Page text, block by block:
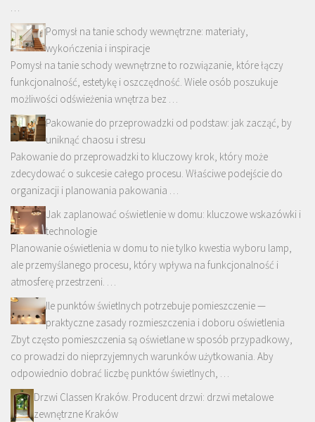
…
Pomysł na tanie schody wewnętrzne: materiały,
wykończenia i inspiracje
Pomysł na tanie schody wewnętrzne to rozwiązanie, które łączy
funkcjonalność, estetykę i oszczędność. Wiele osób poszukuje
możliwości odświeżenia wnętrza bez …
Pakowanie do przeprowadzki od podstaw: jak zacząć, by
uniknąć chaosu i stresu
Pakowanie do przeprowadzki to kluczowy krok, który może
zdecydować o sukcesie całego procesu. Właściwe podejście do
organizacji i planowania pakowania …
Jak zaplanować oświetlenie w domu: kluczowe wskazówki i
technologie
Planowanie oświetlenia w domu to nie tylko kwestia wyboru lamp,
ale przemyślanego procesu, który wpływa na funkcjonalność i
atmosferę przestrzeni. …
Ile punktów świetlnych potrzebuje pomieszczenie —
praktyczne zasady rozmieszczenia i doboru oświetlenia
Zbyt często pomieszczenia są oświetlane w sposób przypadkowy,
co prowadzi do nieprzyjemnych warunków użytkowania. Aby
odpowiednio dobrać liczbę punktów świetlnych, …
Drzwi Classen Kraków. Producent drzwi: drzwi metalowe
zewnętrzne Kraków